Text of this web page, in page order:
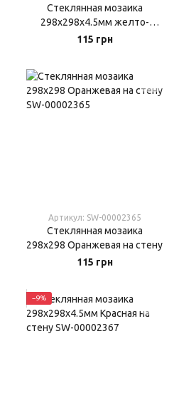
Стеклянная мозаика
298х298х4.5мм желто-
зеленая на стену
115 грн
Артикул: SW-00002365
Стеклянная мозаика
298х298 Оранжевая на стену
115 грн
−9%